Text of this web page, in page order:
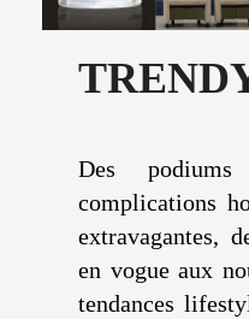
Des
complications
extravagantes,
en vogue aux
tendances